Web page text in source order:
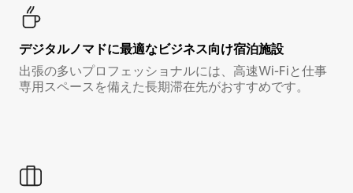
デジタルノマド⁠に最⁠適⁠なビ⁠ジ⁠ネ⁠ス⁠向⁠け宿⁠泊⁠施⁠設
出張の多いプロフェッショナルには、高速Wi-Fiと仕事
専用スペースを備えた長期滞在先がおすすめです。